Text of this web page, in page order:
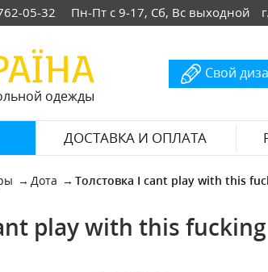
05-32 Пн-Пт с 9-17, Сб, Вс выходной
одежды
Свой
ДОСТАВКА И ОПЛАТА
Дота Толстовка I cant play with this
play with this